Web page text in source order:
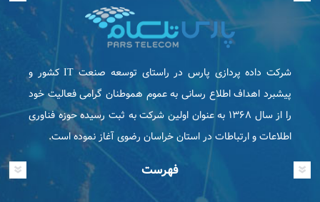
شرکت داده پردازی پارس در راستای توسعه صنعت IT كشور و
پیشبرد اهداف اطلاع رسانی به عموم هموطنان گرامی فعاليت خود
را از سال ۱۳۶۸ به عنوان اولین شرکت به ثبت رسیده حوزه فناوری
اطلاعات و ارتباطات در استان خراسان رضوی آغاز نموده است.
فهرست